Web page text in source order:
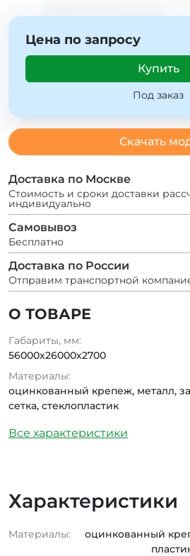
О ТОВАРЕ
Габариты, мм:
56000х26000х2700
Материалы:
оцинкованный крепеж, металл,
сетка, стеклопластик
Все характеристики
Цена по запросу
Купить
Под заказ
Скачать
Доставка по Москве
Стоимость и сроки доставки
индивидуально
Самовывоз
Бесплатно
Доставка по России
Отправим транспортной
Характеристики
Материалы:
оцинкованный